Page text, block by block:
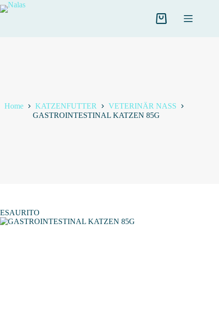
Salta
al
Carrello
Home KATZENFUTTER
VETERINÄR NASS
GASTROINTESTINAL KATZEN 85G
ESAURITO